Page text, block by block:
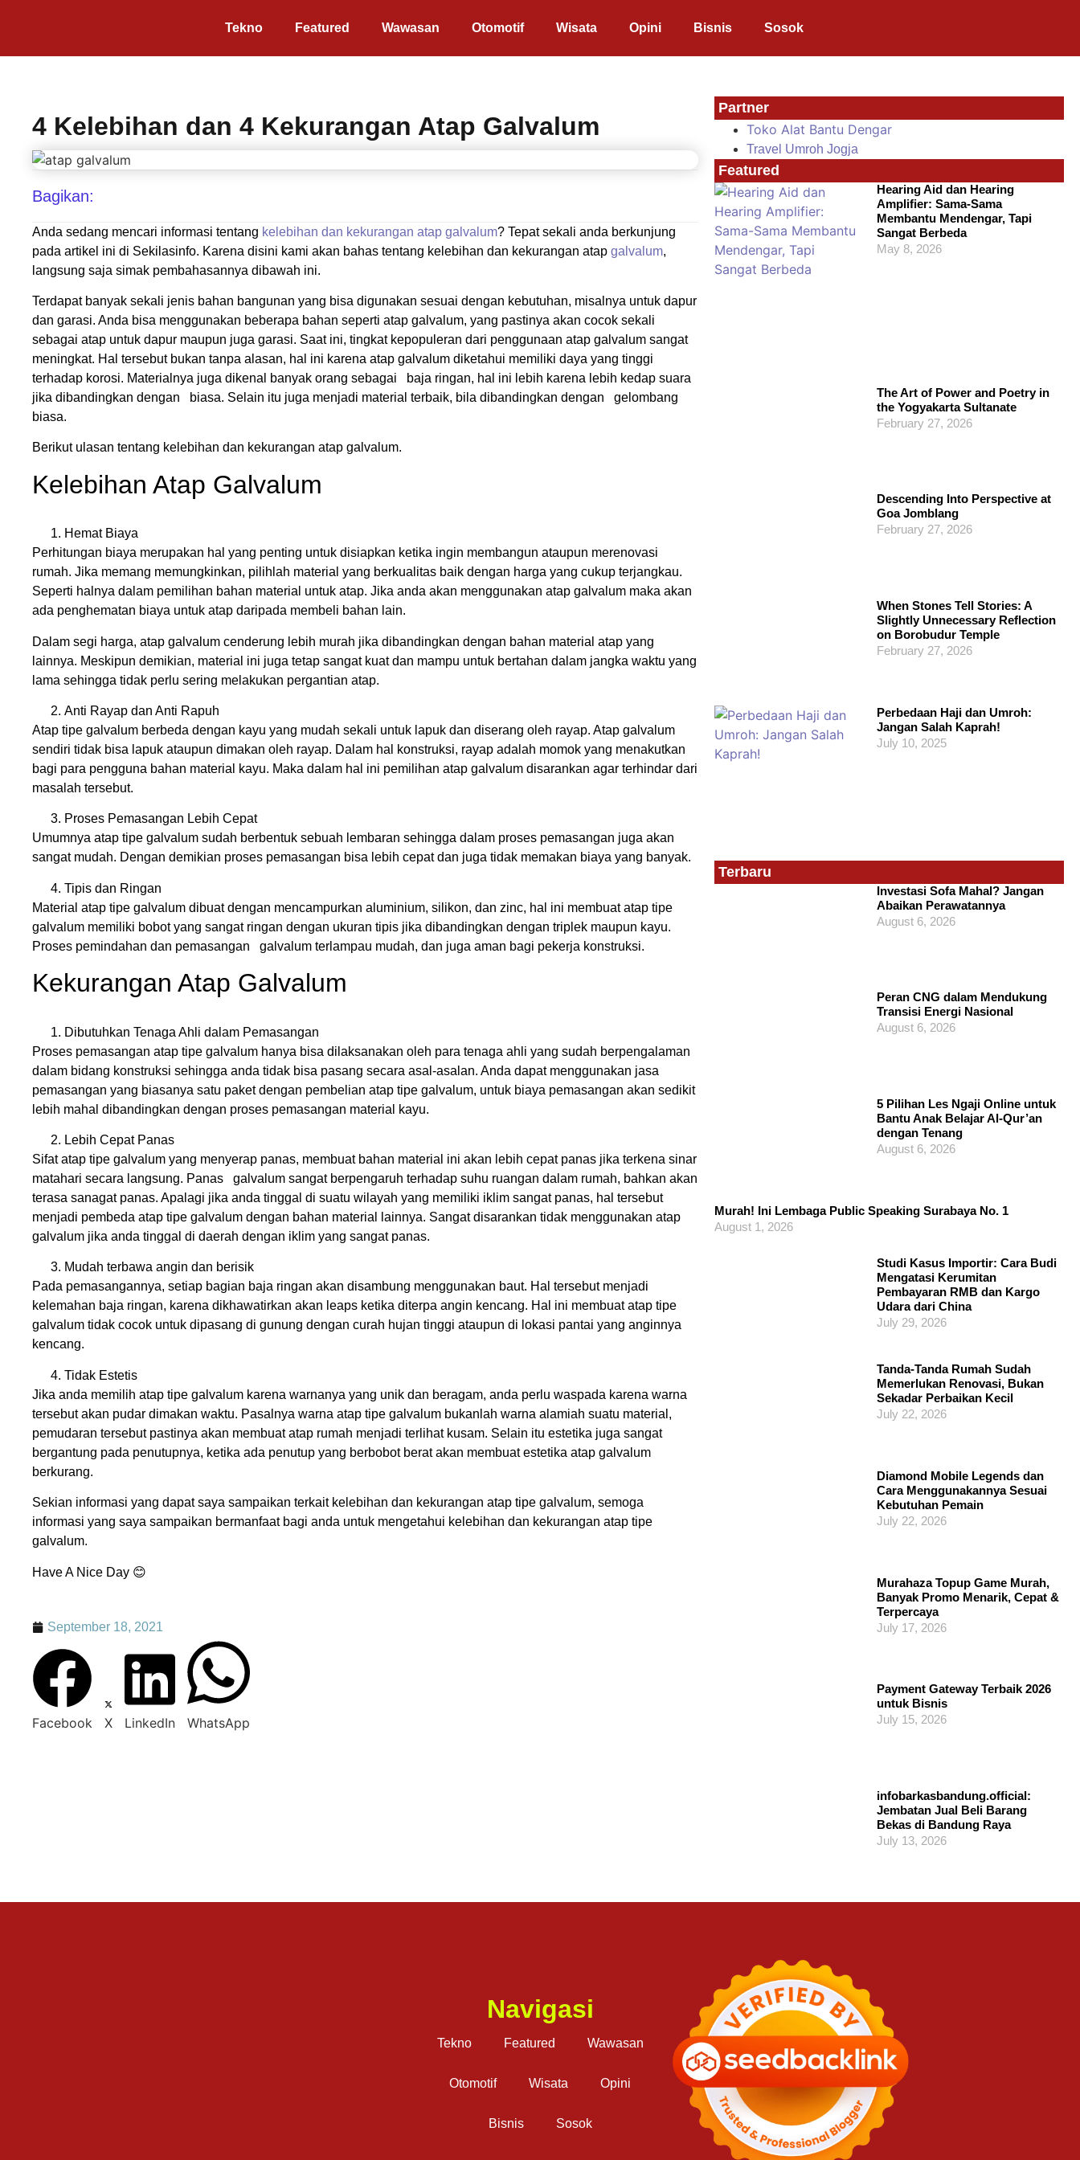
Tekno Featured Wawasan Otomotif Wisata Opini Bisnis Sosok
4 Kelebihan dan 4 Kekurangan Atap Galvalum
Bagikan:
Anda sedang mencari informasi tentang kelebihan dan kekurangan atap galvalum? Tepat sekali anda berkunjung
pada artikel ini di Sekilasinfo. Karena disini kami akan bahas tentang kelebihan dan kekurangan atap galvalum,
langsung saja simak pembahasannya dibawah ini.
Terdapat banyak sekali jenis bahan bangunan yang bisa digunakan sesuai dengan kebutuhan, misalnya untuk dapur
dan garasi. Anda bisa menggunakan beberapa bahan seperti atap galvalum, yang pastinya akan cocok sekali
sebagai atap untuk dapur maupun juga garasi. Saat ini, tingkat kepopuleran dari penggunaan atap galvalum sangat
meningkat. Hal tersebut bukan tanpa alasan, hal ini karena atap galvalum diketahui memiliki daya yang tinggi
terhadap korosi. Materialnya juga dikenal banyak orang sebagai baja ringan, hal ini lebih karena lebih kedap suara
jika dibandingkan dengan biasa. Selain itu juga menjadi material terbaik, bila dibandingkan dengan gelombang
biasa.
Berikut ulasan tentang kelebihan dan kekurangan atap galvalum.
Kelebihan Atap Galvalum
Hemat Biaya
Perhitungan biaya merupakan hal yang penting untuk disiapkan ketika ingin membangun ataupun merenovasi
rumah. Jika memang memungkinkan, pilihlah material yang berkualitas baik dengan harga yang cukup terjangkau.
Seperti halnya dalam pemilihan bahan material untuk atap. Jika anda akan menggunakan atap galvalum maka akan
ada penghematan biaya untuk atap daripada membeli bahan lain.
Dalam segi harga, atap galvalum cenderung lebih murah jika dibandingkan dengan bahan material atap yang
lainnya. Meskipun demikian, material ini juga tetap sangat kuat dan mampu untuk bertahan dalam jangka waktu yang
lama sehingga tidak perlu sering melakukan pergantian atap.
Anti Rayap dan Anti Rapuh
Atap tipe galvalum berbeda dengan kayu yang mudah sekali untuk lapuk dan diserang oleh rayap. Atap galvalum
sendiri tidak bisa lapuk ataupun dimakan oleh rayap. Dalam hal konstruksi, rayap adalah momok yang menakutkan
bagi para pengguna bahan material kayu. Maka dalam hal ini pemilihan atap galvalum disarankan agar terhindar dari
masalah tersebut.
Proses Pemasangan Lebih Cepat
Umumnya atap tipe galvalum sudah berbentuk sebuah lembaran sehingga dalam proses pemasangan juga akan
sangat mudah. Dengan demikian proses pemasangan bisa lebih cepat dan juga tidak memakan biaya yang banyak.
Tipis dan Ringan
Material atap tipe galvalum dibuat dengan mencampurkan aluminium, silikon, dan zinc, hal ini membuat atap tipe
galvalum memiliki bobot yang sangat ringan dengan ukuran tipis jika dibandingkan dengan triplek maupun kayu.
Proses pemindahan dan pemasangan galvalum terlampau mudah, dan juga aman bagi pekerja konstruksi.
Kekurangan Atap Galvalum
Dibutuhkan Tenaga Ahli dalam Pemasangan
Proses pemasangan atap tipe galvalum hanya bisa dilaksanakan oleh para tenaga ahli yang sudah berpengalaman
dalam bidang konstruksi sehingga anda tidak bisa pasang secara asal-asalan. Anda dapat menggunakan jasa
pemasangan yang biasanya satu paket dengan pembelian atap tipe galvalum, untuk biaya pemasangan akan sedikit
lebih mahal dibandingkan dengan proses pemasangan material kayu.
Lebih Cepat Panas
Sifat atap tipe galvalum yang menyerap panas, membuat bahan material ini akan lebih cepat panas jika terkena sinar
matahari secara langsung. Panas galvalum sangat berpengaruh terhadap suhu ruangan dalam rumah, bahkan akan
terasa sanagat panas. Apalagi jika anda tinggal di suatu wilayah yang memiliki iklim sangat panas, hal tersebut
menjadi pembeda atap tipe galvalum dengan bahan material lainnya. Sangat disarankan tidak menggunakan atap
galvalum jika anda tinggal di daerah dengan iklim yang sangat panas.
Mudah terbawa angin dan berisik
Pada pemasangannya, setiap bagian baja ringan akan disambung menggunakan baut. Hal tersebut menjadi
kelemahan baja ringan, karena dikhawatirkan akan leaps ketika diterpa angin kencang. Hal ini membuat atap tipe
galvalum tidak cocok untuk dipasang di gunung dengan curah hujan tinggi ataupun di lokasi pantai yang anginnya
kencang.
Tidak Estetis
Jika anda memilih atap tipe galvalum karena warnanya yang unik dan beragam, anda perlu waspada karena warna
tersebut akan pudar dimakan waktu. Pasalnya warna atap tipe galvalum bukanlah warna alamiah suatu material,
pemudaran tersebut pastinya akan membuat atap rumah menjadi terlihat kusam. Selain itu estetika juga sangat
bergantung pada penutupnya, ketika ada penutup yang berbobot berat akan membuat estetika atap galvalum
berkurang.
Sekian informasi yang dapat saya sampaikan terkait kelebihan dan kekurangan atap tipe galvalum, semoga
informasi yang saya sampaikan bermanfaat bagi anda untuk mengetahui kelebihan dan kekurangan atap tipe
galvalum.
Have A Nice Day 😊
September 18, 2021
Facebook X LinkedIn WhatsApp
Partner
Toko Alat Bantu Dengar
Travel Umroh Jogja
Featured
Hearing Aid dan Hearing
Amplifier: Sama-Sama
Membantu Mendengar, Tapi
Sangat Berbeda
May 8, 2026
The Art of Power and Poetry in
the Yogyakarta Sultanate
February 27, 2026
Descending Into Perspective at
Goa Jomblang
February 27, 2026
When Stones Tell Stories: A
Slightly Unnecessary Reflection
on Borobudur Temple
February 27, 2026
Perbedaan Haji dan Umroh:
Jangan Salah Kaprah!
July 10, 2025
Terbaru
Investasi Sofa Mahal? Jangan
Abaikan Perawatannya
August 6, 2026
Peran CNG dalam Mendukung
Transisi Energi Nasional
August 6, 2026
5 Pilihan Les Ngaji Online untuk
Bantu Anak Belajar Al-Qur’an
dengan Tenang
August 6, 2026
Murah! Ini Lembaga Public Speaking Surabaya No. 1
August 1, 2026
Studi Kasus Importir: Cara Budi
Mengatasi Kerumitan
Pembayaran RMB dan Kargo
Udara dari China
July 29, 2026
Tanda-Tanda Rumah Sudah
Memerlukan Renovasi, Bukan
Sekadar Perbaikan Kecil
July 22, 2026
Diamond Mobile Legends dan
Cara Menggunakannya Sesuai
Kebutuhan Pemain
July 22, 2026
Murahaza Topup Game Murah,
Banyak Promo Menarik, Cepat &
Terpercaya
July 17, 2026
Payment Gateway Terbaik 2026
untuk Bisnis
July 15, 2026
infobarkasbandung.official:
Jembatan Jual Beli Barang
Bekas di Bandung Raya
July 13, 2026
Navigasi
Tekno Featured Wawasan
Otomotif Wisata Opini
Bisnis Sosok